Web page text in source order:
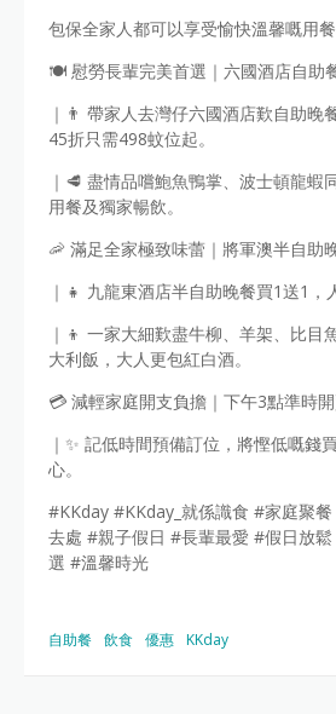
包保全家人都可以享受愉快溫馨嘅用
🍽️ 慰勞長輩完美首選｜六國酒店自助
｜👨 帶家人去灣仔六國酒店歎自助晚
45折只需498蚊位起。
｜🥩 盡情品嚐鮑魚鴨掌、波士頓龍蝦
用餐及獨家暢飲。
🦐 滿足全家極致味蕾｜將軍澳半自助
｜👧 九龍東酒店半自助晚餐買1送1，
｜👦 一家大細歎盡牛柳、羊架、比目
大利飯，大人更包紅白酒。
💳 減輕家庭開支負擔｜下午3點準時
｜✨ 記低時間預備訂位，將慳低嘅錢
心。
#KKday #KKday_就係識食 #家庭聚
去處 #親子假日 #長輩最愛 #假日放
選 #溫馨時光
自助餐 飲食 優惠 KKday